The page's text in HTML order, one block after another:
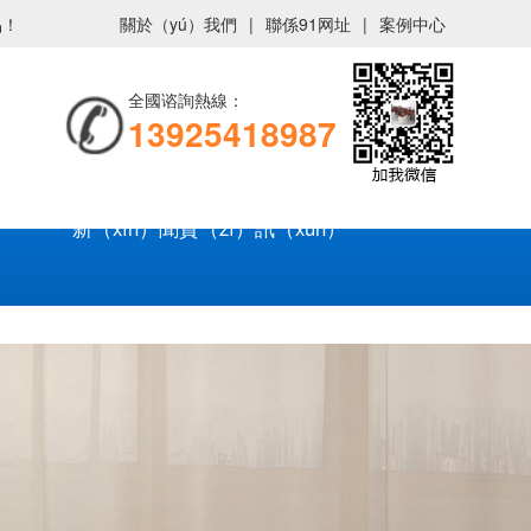
案例中心
|
聯係91网址
|
關於（yú）我們
全國谘詢熱線：
13925418987
新（xīn）聞資（zī）訊（xùn）